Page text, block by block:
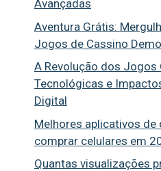
Avançadas
Aventura Grátis:
Jogos de Cassino Demo
A Revolução dos Jogos
Tecnológicas e
Digital
Melhores aplicativos de
comprar celulares em
Quantas visualizações